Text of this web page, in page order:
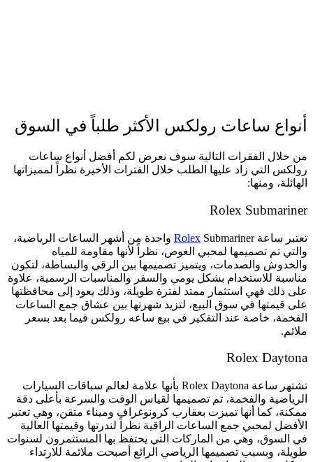
أنواع ساعات رولكس الأكثر طلباً في السوق
من خلال الفقرات التالية سوف نعرض لكم أفضل أنواع ساعات
رولكس التي زاد عليها الطلب خلال الفترات الأخيرة نظراً لمميزاتها
الهائلة، ومنها:
Rolex Submariner
تعتبر ساعة Rolex Submariner واحدة من أشهر الساعات الرياضية،
والتي تم تصميمها لمحبي الغوص، نظراً لأنها مقاومة للمياه
والخدوش والصدمات، ويتميز تصميمها بين الرقي والبساطة، لتكون
مناسبة للاستخدام بشكل يومي والسفر والمناسبات الرسمية، علاوة
على ذلك فهي استثمار ممتد لفترة طويلة، وذلك يعود إلى محافظتها
على قيمتها في سوق البيع، لتزيد شهرتها بين عشاق جمع الساعات
الفخمة، خاصة عند التفكير في بيع ساعه رولكس فيما بعد بسعر
ملائم.
Rolex Daytona
تشتهر ساعة Rolex Daytona بأنها علامة لعالم سباقات السيارات
الرياضية والفخمة، تم تصميمها لقياس الوقت والسرعة بأعلى دقة
ممكنة، كما أنها تميزت بعقارب كرونوغراف وميناء متقن، وهي تعتبر
الأفضل لمحبي جمع الساعات الراقية نظراً لندرتها وقيمتها العالية
في السوق، وهي من الماركات التي يحتفظ بها المستثمرون لسنوات
طويلة، وبسبب تصميمها الرياضي الرائع أصبحت ملائمة للارتداء